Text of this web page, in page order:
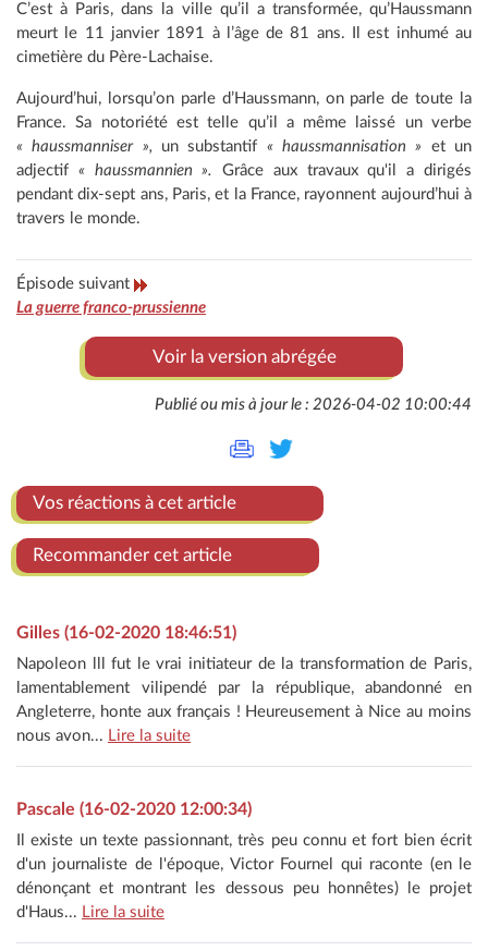
C’est à Paris, dans la ville qu’il a transformée, qu’Haussmann
meurt le 11 janvier 1891 à l’âge de 81 ans. Il est inhumé au
cimetière du Père-Lachaise.
Aujourd’hui, lorsqu’on parle d’Haussmann, on parle de toute la
France. Sa notoriété est telle qu’il a même laissé un verbe
« haussmanniser », un substantif « haussmannisation » et un
adjectif « haussmannien ». Grâce aux travaux qu'il a dirigés
pendant dix-sept ans, Paris, et la France, rayonnent aujourd’hui à
travers le monde.
Épisode suivant
La guerre franco-prussienne
Voir la version abrégée
Publié ou mis à jour le : 2026-04-02 10:00:44
Vos réactions à cet article
Recommander cet article
Gilles (16-02-2020 18:46:51)
Napoleon lll fut le vrai initiateur de la transformation de Paris,
lamentablement vilipendé par la république, abandonné en
Angleterre, honte aux français ! Heureusement à Nice au moins
nous avon... Lire la suite
Pascale (16-02-2020 12:00:34)
Il existe un texte passionnant, très peu connu et fort bien écrit
d'un journaliste de l'époque, Victor Fournel qui raconte (en le
dénonçant et montrant les dessous peu honnêtes) le projet
d'Haus... Lire la suite